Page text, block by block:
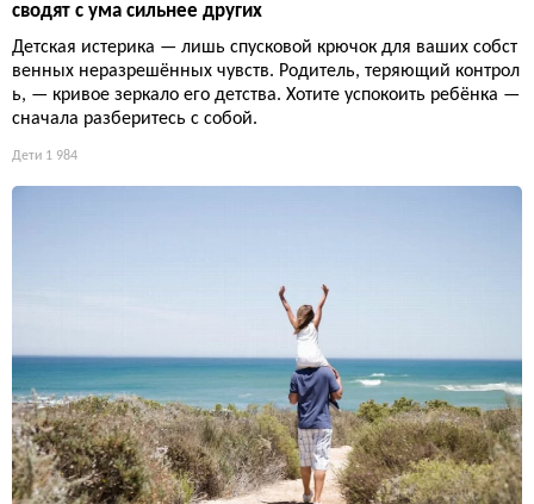
сводят с ума сильнее других
Детская истерика — лишь спусковой крючок для ваших собст
венных неразрешённых чувств. Родитель, теряющий контрол
ь, — кривое зеркало его детства. Хотите успокоить ребёнка —
сначала разберитесь с собой.
Дети 1 984